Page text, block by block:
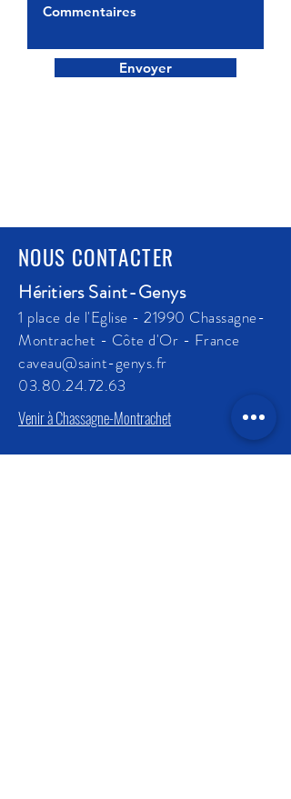
Envoyer
NOUS CONTACTER
Héritiers Saint-Genys
1 place de l'Eglise - 21990 Chassagne-
Montrachet - Côte d'Or - France
caveau@saint-genys.fr
03.80.24.72.63
Venir à Chassagne-Montrachet